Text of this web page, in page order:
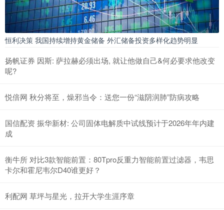
恒利决策 我国持续增持黄金储备 外汇储备投资多样化趋势明显
扬帆证券 因斯: 萨拉赫必须出场, 就让他做自己&何必要求他改变
呢?
悦倍网 秋分将至，燥邪当令：送您一份“滋阴润肺”防病攻略
国信配资 振华新材: 公司固体电解质中试线预计于2026年年内建
成
衡牛所 对比3款智能前置：80Tpro反重力智能前置过滤器，韦思
卡尔和霍尼韦尔D40谁更好？
利配网 草坪与星光，拉开大学生涯序章